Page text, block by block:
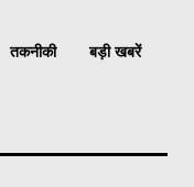
तकनीकी बड़ी खबरें